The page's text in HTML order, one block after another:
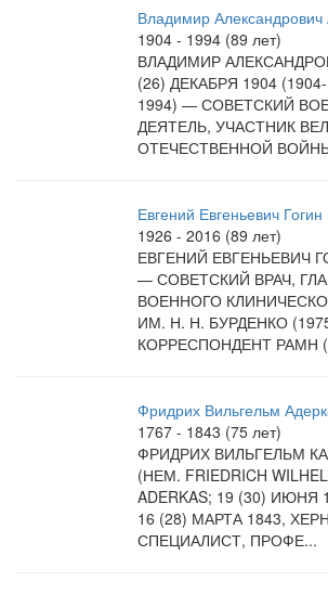
Владимир
1904 - 1994 (89 лет)
ВЛАДИМИР
(26) ДЕКАБРЯ 1904
1994) — СОВЕТСКИЙ
ДЕЯТЕЛЬ, УЧАСТНИК
ОТЕЧЕСТВЕННОЙ
Евгений Евгеньевич Гогин
1926 - 2016 (89 лет)
ЕВГЕНИЙ ЕВГЕНЬЕВИЧ
— СОВЕТСКИЙ ВРАЧ,
ВОЕННОГО
ИМ. Н. Н. БУРДЕНКО
КОРРЕСПОНДЕНТ РАМН
Фридрих Вильгельм
1767 - 1843 (75 лет)
ФРИДРИХ ВИЛЬГЕЛЬМ
(НЕМ. FRIEDRICH
ADERKAS; 19 (30)
16 (28) МАРТА 1843,
СПЕЦИАЛИСТ, ПРОФЕ...